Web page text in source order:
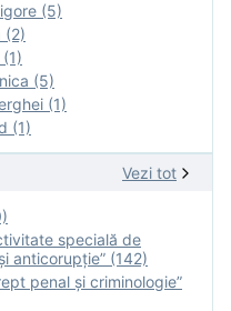
(5)
(2)
(5)
(1)
(1)
Vezi tot
specială de
anticorupție” (142)
penal și criminologie”